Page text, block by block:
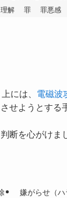
理解 罪 罪悪感
には、 電磁波
せようとする
断を心がけま
嫌がらせ（